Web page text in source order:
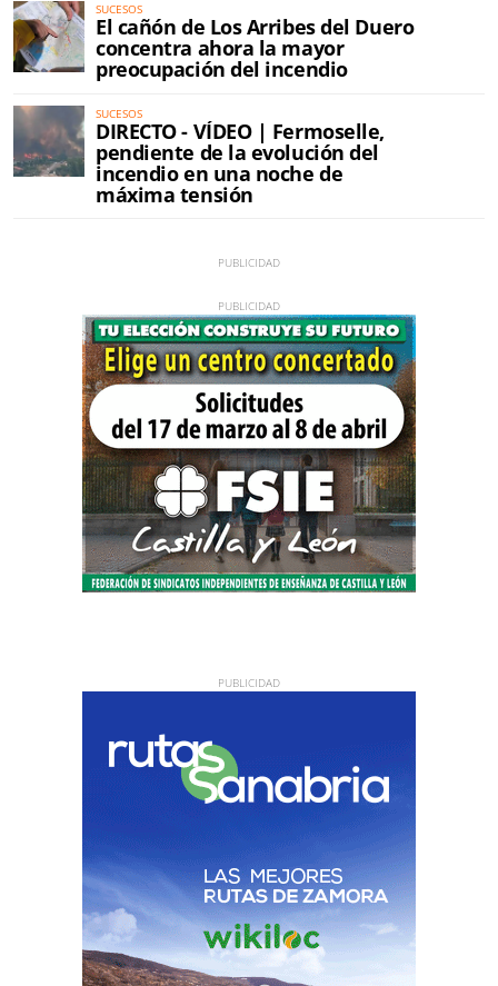
SUCESOS
El cañón de Los Arribes del Duero
concentra ahora la mayor
preocupación del incendio
SUCESOS
DIRECTO - VÍDEO | Fermoselle,
pendiente de la evolución del
incendio en una noche de
máxima tensión